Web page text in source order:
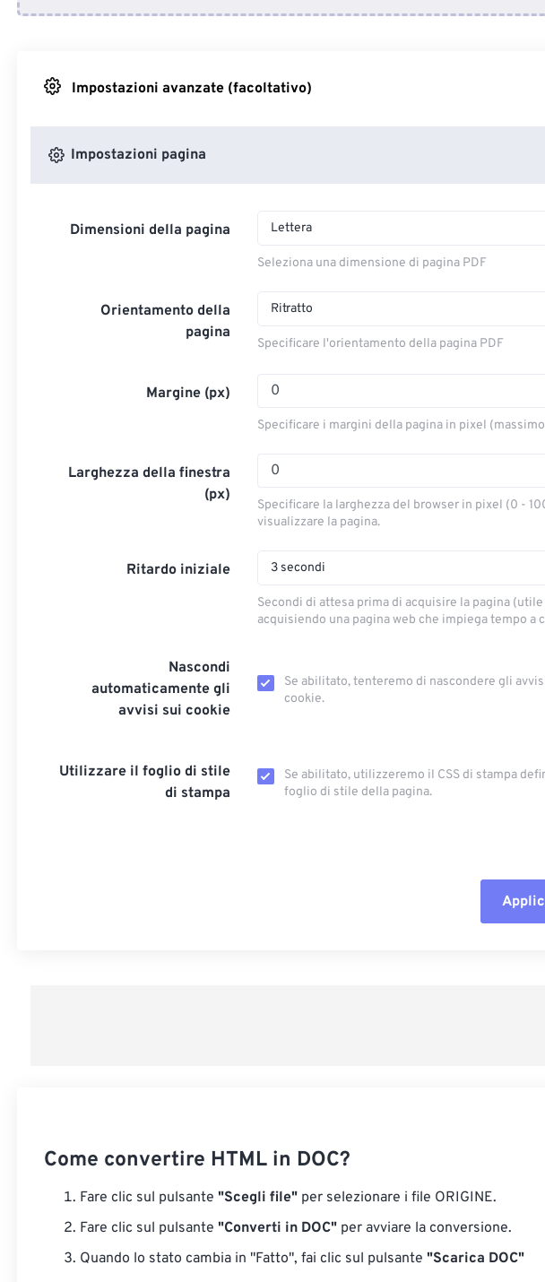
Impostazioni avanzate (facoltativo)
Impostazioni pagina
Dimensioni della pagina Lettera
Seleziona una dimensione di pagina PDF
Orientamento della
pagina
Ritratto
Specificare l'orientamento della pagina PDF
Margine (px)
Specificare i margini della pagina in pixel
Larghezza della finestra
(px)
Specificare la larghezza del browser in pixel (0 -
visualizzare la pagina.
Ritardo iniziale 3 secondi
Secondi di attesa prima di acquisire la pagina
acquisiendo una pagina web che impiega tempo a
Nascondi
automaticamente gli
avvisi sui cookie
Se abilitato, tenteremo di nascondere gli
cookie.
Utilizzare il foglio di stile
di stampa
Se abilitato, utilizzeremo il CSS di stampa
foglio di stile della pagina.
Come convertire HTML in DOC?
Fare clic sul pulsante "Scegli file" per selezionare i file ORIGINE.
Fare clic sul pulsante "Converti in DOC" per avviare la conversione.
Quando lo stato cambia in "Fatto", fai clic sul pulsante "Scarica DOC"